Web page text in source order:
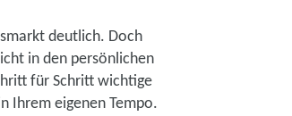
Sie uns jetzt
deutlich. Doch
in den persönlichen
für Schritt wichtige
Ihrem eigenen Tempo.